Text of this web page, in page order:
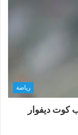
رياضة
كوت ديفوار